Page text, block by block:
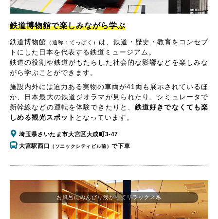
鉄道博物館で楽しみながら学ぶ
鉄道博物館 （通称：てっぱく） は、鉄道・歴史・教育をコンセプ
トにした日本を代表する鉄道ミュージアム。
鉄道の役割や鉄道がもたらした社会的な影響などを楽しみな
がら学ぶことができます。
施設内外には迫力ある実物の車両が41両も展示されているほ
か、日本最大の鉄道ジオラマが見られたり、シミュレータで
新幹線などの運転を体験できたりと、 鉄道好きでなくても楽
しめる観光スポット となっています。
埼玉県さいたま市大宮区大成町3-47
大宮駅西口
（ソニックシティビル前）で下車
お風呂にのんびり浸かってリラックス♨